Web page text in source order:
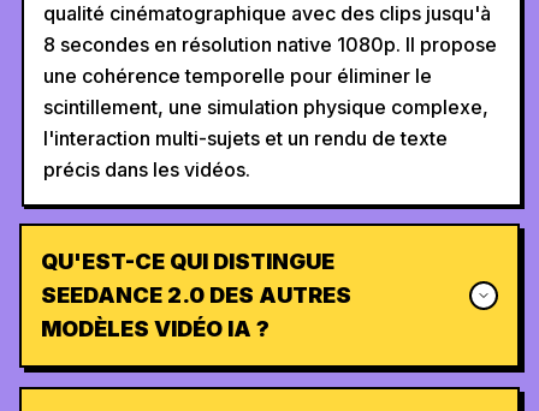
qualité cinématographique avec des clips jusqu'à
8 secondes en résolution native 1080p. Il propose
une cohérence temporelle pour éliminer le
scintillement, une simulation physique complexe,
l'interaction multi-sujets et un rendu de texte
précis dans les vidéos.
QU'EST-CE QUI DISTINGUE
SEEDANCE 2.0 DES AUTRES
MODÈLES VIDÉO IA ?